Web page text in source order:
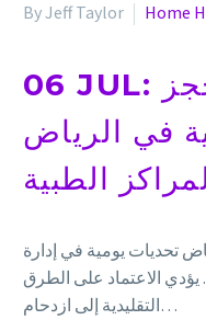
By Jeff Taylor Home
06 JUL:
في الرياض
الطبية
تحديات يومية في إدارة
يؤدي الاعتماد على الطرق
التقليدية إلى ازدحام…